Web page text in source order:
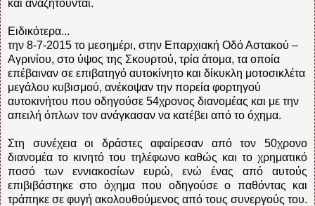
και αναζητούνται.
Ειδικότερα...
την 8-7-2015 το μεσημέρι, στην Επαρχιακή Οδό Αστακού –
Αγρινίου, στο ύψος της Σκουρτού, τρία άτομα, τα οποία
επέβαιναν σε επιβατηγό αυτοκίνητο και δίκυκλη μοτοσικλέτα
μεγάλου κυβισμού, ανέκοψαν την πορεία φορτηγού
αυτοκινήτου που οδηγούσε 54χρονος διανομέας και με την
απειλή όπλων τον ανάγκασαν να κατέβει από το όχημα.
Στη συνέχεια οι δράστες αφαίρεσαν από τον 50χρονο
διανομέα το κινητό του τηλέφωνο καθώς και το χρηματικό
ποσό των εννιακοσίων ευρώ, ενώ ένας από αυτούς
επιβιβάστηκε στο όχημα που οδηγούσε ο παθόντας και
τράπηκε σε φυγή ακολουθούμενος από τους συνεργούς του.